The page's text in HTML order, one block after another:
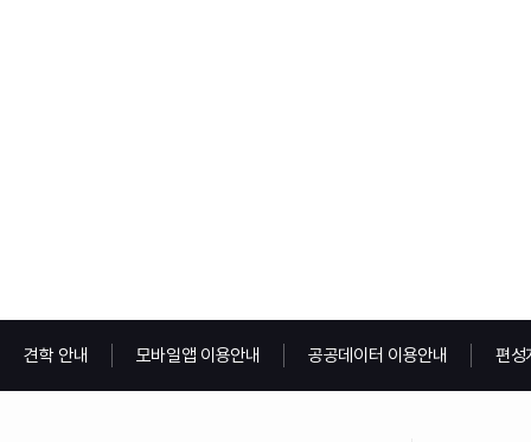
견학 안내 모바일앱 이용안내 공공데이터 이용안내 편성